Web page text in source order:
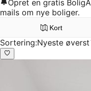
Opret en gratis
mails om nye boliger.
Kort
Sortering:Nyeste øverst